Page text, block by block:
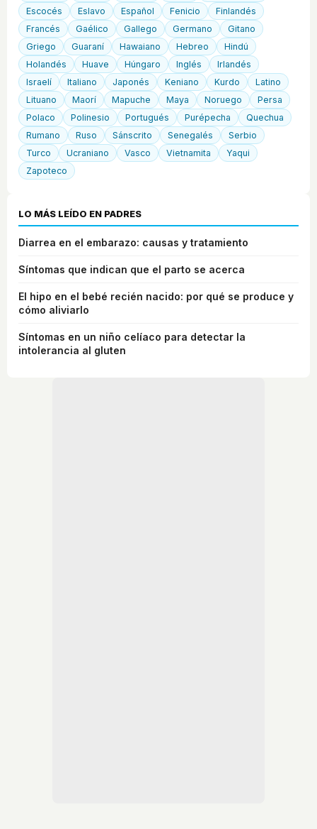
Escocés
Eslavo Español Fenicio
Finlandés
Francés
Gaélico Gallego Germano
Gitano
Griego
Guaraní Hawaiano Hebreo
Hindú
Holandés
Huave Húngaro Inglés
Irlandés
Israelí
Italiano Japonés Keniano Kurdo
Latino
Lituano
Maorí Mapuche Maya Noruego
Persa
Polaco
Polinesio Portugués Purépecha
Quechua
Rumano
Ruso Sánscrito Senegalés
Serbio
Turco
Ucraniano Vasco Vietnamita
Yaqui
Zapoteco
LO MÁS LEÍDO EN PADRES
Diarrea en el embarazo: causas y tratamiento
Síntomas que indican que el parto se acerca
El hipo en el bebé recién nacido: por qué se produce y
cómo aliviarlo
Síntomas en un niño celíaco para detectar la
intolerancia al gluten